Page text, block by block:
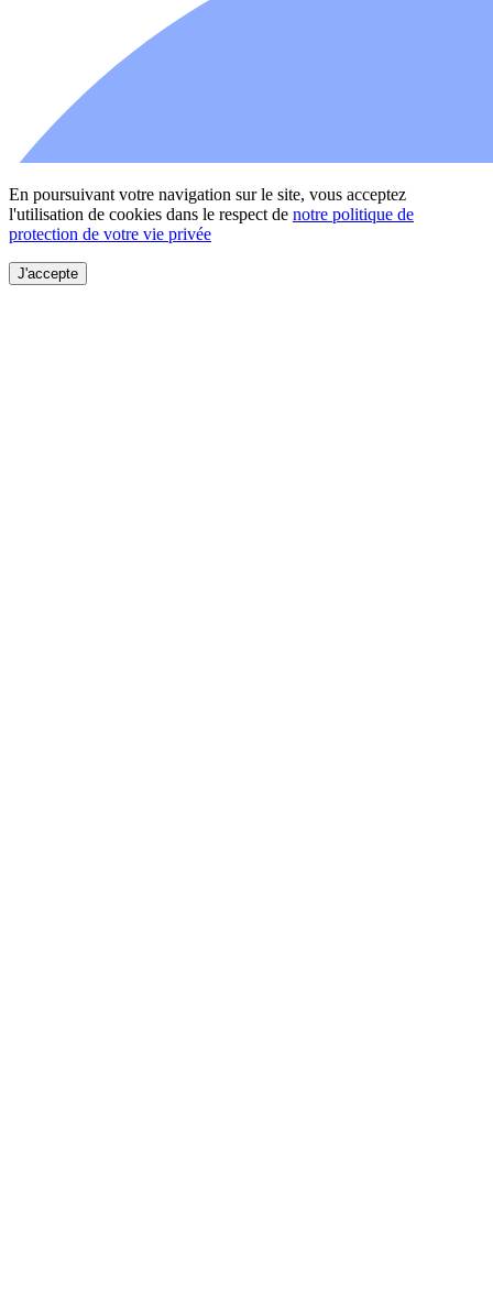
En poursuivant votre navigation sur le site, vous acceptez
l'utilisation de cookies dans le respect de notre politique de
protection de votre vie privée
J'accepte